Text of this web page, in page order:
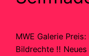
MWE Galerie
Bildrechte !! Neues